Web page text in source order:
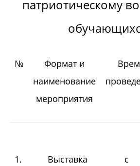
патриотическому
№
Формат и
наименование
мероприятия
1.
Выставка
с